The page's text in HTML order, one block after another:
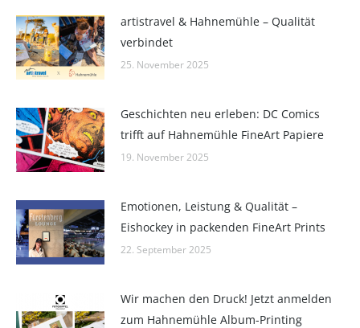
artistravel & Hahnemühle – Qualität
verbindet
25. November 2025
Geschichten neu erleben: DC Comics
trifft auf Hahnemühle FineArt Papiere
19. November 2025
Emotionen, Leistung & Qualität –
Eishockey in packenden FineArt Prints
22. September 2025
Wir machen den Druck! Jetzt anmelden
zum Hahnemühle Album-Printing